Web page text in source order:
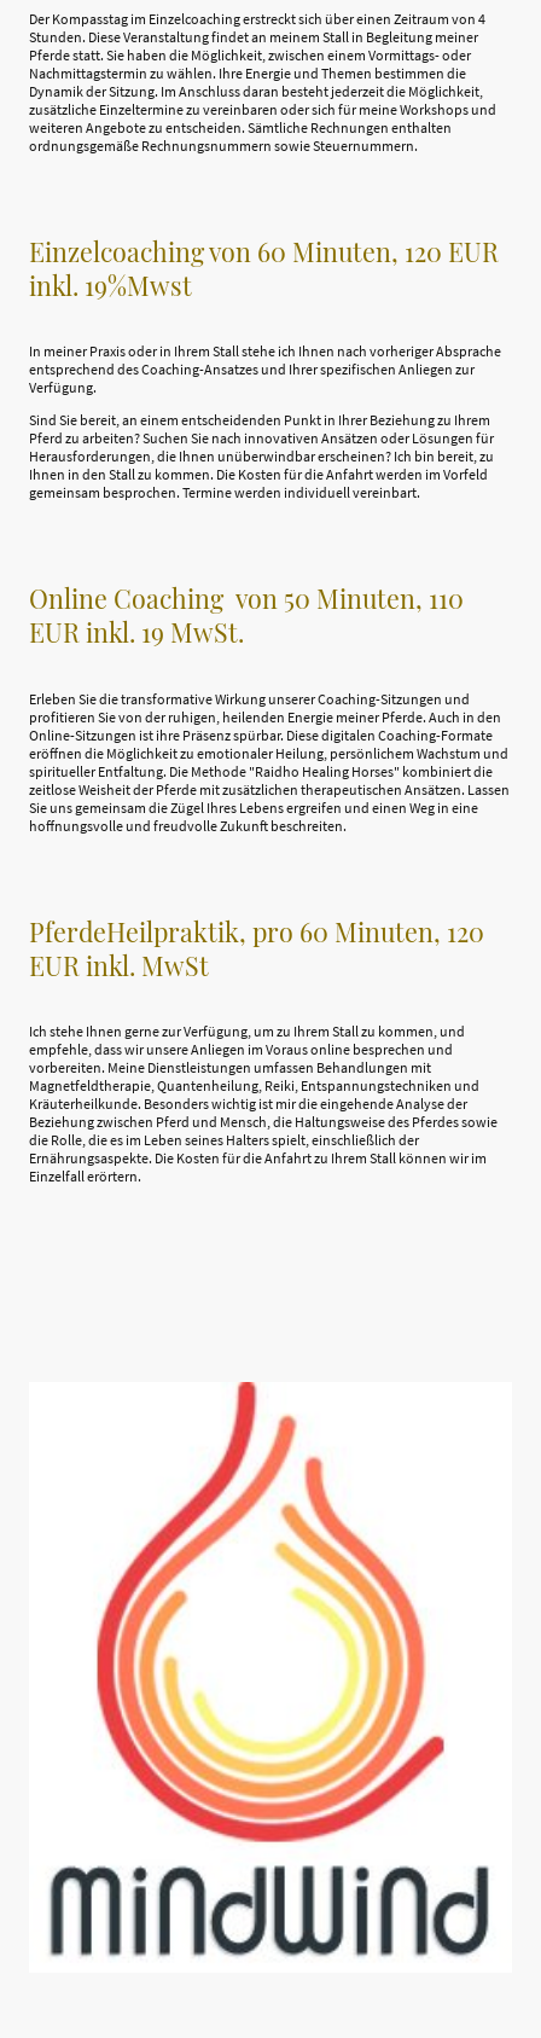
Der Kompasstag im Einzelcoaching erstreckt sich über einen Zeitraum von 4
Stunden. Diese Veranstaltung findet an meinem Stall in Begleitung meiner
Pferde statt. Sie haben die Möglichkeit, zwischen einem Vormittags- oder
Nachmittagstermin zu wählen. Ihre Energie und Themen bestimmen die
Dynamik der Sitzung. Im Anschluss daran besteht jederzeit die Möglichkeit,
zusätzliche Einzeltermine zu vereinbaren oder sich für meine Workshops und
weiteren Angebote zu entscheiden. Sämtliche Rechnungen enthalten
ordnungsgemäße Rechnungsnummern sowie Steuernummern.
Einzelcoaching von 60 Minuten, 120 EUR
inkl. 19%Mwst
In meiner Praxis oder in Ihrem Stall stehe ich Ihnen nach vorheriger Absprache
entsprechend des Coaching-Ansatzes und Ihrer spezifischen Anliegen zur
Verfügung.
Sind Sie bereit, an einem entscheidenden Punkt in Ihrer Beziehung zu Ihrem
Pferd zu arbeiten? Suchen Sie nach innovativen Ansätzen oder Lösungen für
Herausforderungen, die Ihnen unüberwindbar erscheinen? Ich bin bereit, zu
Ihnen in den Stall zu kommen. Die Kosten für die Anfahrt werden im Vorfeld
gemeinsam besprochen. Termine werden individuell vereinbart.
Online Coaching von 50 Minuten, 110
EUR inkl. 19 MwSt.
Erleben Sie die transformative Wirkung unserer Coaching-Sitzungen und
profitieren Sie von der ruhigen, heilenden Energie meiner Pferde. Auch in den
Online-Sitzungen ist ihre Präsenz spürbar. Diese digitalen Coaching-Formate
eröffnen die Möglichkeit zu emotionaler Heilung, persönlichem Wachstum und
spiritueller Entfaltung. Die Methode "Raidho Healing Horses" kombiniert die
zeitlose Weisheit der Pferde mit zusätzlichen therapeutischen Ansätzen. Lassen
Sie uns gemeinsam die Zügel Ihres Lebens ergreifen und einen Weg in eine
hoffnungsvolle und freudvolle Zukunft beschreiten.
PferdeHeilpraktik, pro 60 Minuten, 120
EUR inkl. MwSt
Ich stehe Ihnen gerne zur Verfügung, um zu Ihrem Stall zu kommen, und
empfehle, dass wir unsere Anliegen im Voraus online besprechen und
vorbereiten. Meine Dienstleistungen umfassen Behandlungen mit
Magnetfeldtherapie, Quantenheilung, Reiki, Entspannungstechniken und
Kräuterheilkunde. Besonders wichtig ist mir die eingehende Analyse der
Beziehung zwischen Pferd und Mensch, die Haltungsweise des Pferdes sowie
die Rolle, die es im Leben seines Halters spielt, einschließlich der
Ernährungsaspekte. Die Kosten für die Anfahrt zu Ihrem Stall können wir im
Einzelfall erörtern.